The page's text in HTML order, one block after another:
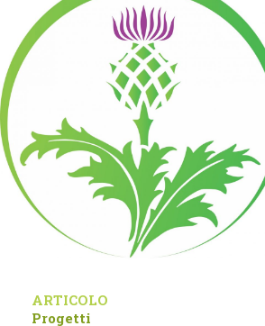
ARTICOLO
Progetti